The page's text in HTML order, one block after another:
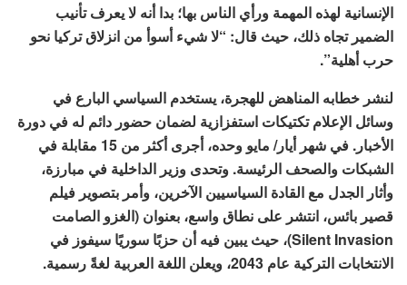
الإنسانية لهذه المهمة ورأي الناس بها؛ بدا أنه لا يعرف تأنيب
الضمير تجاه ذلك، حيث قال: “لا شيء أسوأ من انزلاق تركيا نحو
حرب أهلية”.
لنشر خطابه المناهض للهجرة، يستخدم السياسي البارع في
وسائل الإعلام تكتيكات استفزازية لضمان حضور دائم له في دورة
الأخبار. في شهر أيار/ مايو وحده، أجرى أكثر من 15 مقابلة في
الشبكات والصحف الرئيسة. وتحدى وزير الداخلية في مبارزة،
وأثار الجدل مع القادة السياسيين الآخرين، وأمر بتصوير فيلم
قصير بائس، انتشر على نطاق واسع، بعنوان (الغزو الصامت
Silent Invasion)، حيث يبين فيه أن حزبًا سوريًا سيفوز في
الانتخابات التركية عام 2043، ويعلن اللغة العربية لغةً رسمية.